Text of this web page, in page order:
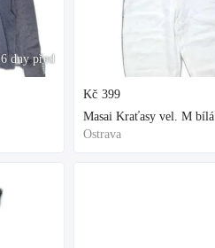
6 dny před
Kč 399
Masai Kraťasy vel. M bílá
Ostrava